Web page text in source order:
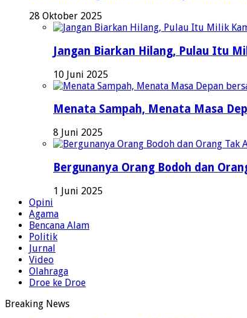
28 Oktober 2025
Jangan Biarkan Hilang, Pulau Itu
10 Juni 2025
Menata Sampah, Menata Masa
8 Juni 2025
Bergunanya Orang Bodoh dan
1 Juni 2025
Opini
Agama
Bencana Alam
Politik
Jurnal
Video
Olahraga
Droe ke Droe
Breaking News